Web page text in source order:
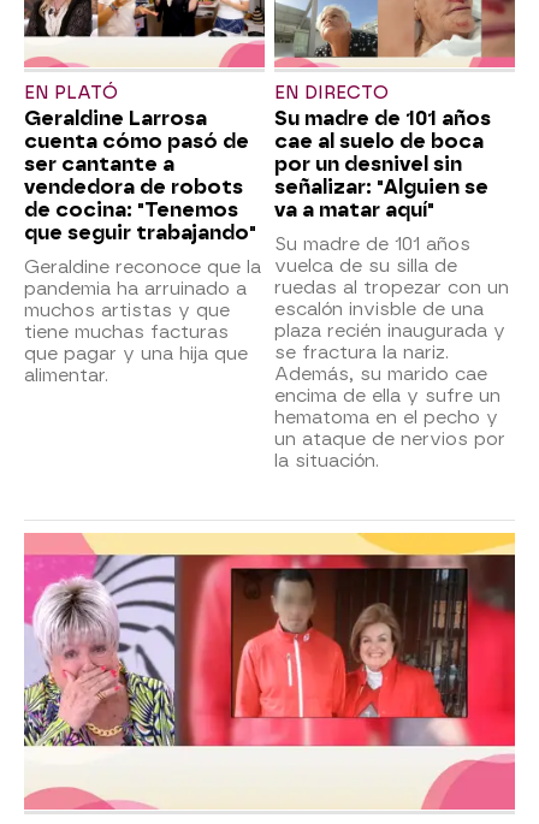
EN PLATÓ
Geraldine Larrosa
cuenta cómo pasó de
ser cantante a
vendedora de robots
de cocina: "Tenemos
que seguir trabajando"
Geraldine reconoce que la
pandemia ha arruinado a
muchos artistas y que
tiene muchas facturas
que pagar y una hija que
alimentar.
EN DIRECTO
Su madre de 101 años
cae al suelo de boca
por un desnivel sin
señalizar: "Alguien se
va a matar aquí"
Su madre de 101 años
vuelca de su silla de
ruedas al tropezar con un
escalón invisble de una
plaza recién inaugurada y
se fractura la nariz.
Además, su marido cae
encima de ella y sufre un
hematoma en el pecho y
un ataque de nervios por
la situación.